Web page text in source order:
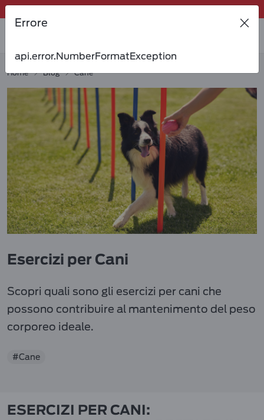
Errore
api.error.NumberFormatException
Tanti sconti e novità ti aspettano, non perderteli!
Invita un amico per te 5€ di sconto sul prossimo ordine!
Home
Blog Cane
Esercizi per Cani
Scopri quali sono gli esercizi per cani che
possono contribuire al mantenimento del peso
corporeo ideale.
#Cane
ESERCIZI PER CANI: